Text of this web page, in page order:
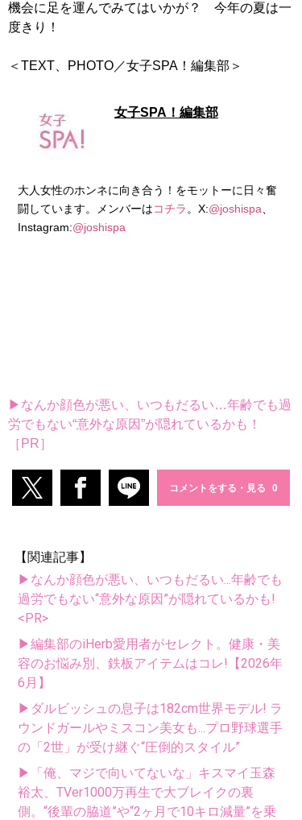
機会に足を運んでみてはいかが？ 今年の夏は一
度きり！
＜TEXT、PHOTO／女子SPA！編集部＞
女子SPA！編集部
大人女性のホンネに向き合う！をモットーに日々奮
闘しています。メンバーはコチラ。X:@joshispa、
Instagram:@joshispa
▶なんか顔色が悪い、いつもだるい…年齢でも過
労でもない“意外な原因”が隠れているかも！
［PR］
コメントをする・見る
【関連記事】
▶なんか顔色が悪い、いつもだるい...年齢でも
過労でもない“意外な原因”が隠れているかも!
<PR>
▶編集部のiHerb愛用者がセレクト。健康・美
容のお悩み別、鉄板アイテムはコレ!【2026年
6月】
▶ダルビッシュの息子は182cm世界モデル! ラ
ウンドガールやミスコン美女も...プロ野球選手
の「2世」が受け継ぐ“圧倒的スタイル”
▶「俺、マジで向いてないな」キスマイ玉森
裕太、TVer1000万再生で大ブレイクの裏
側。“後輩の脇道”や“2ヶ月で10キロ減量”を乗